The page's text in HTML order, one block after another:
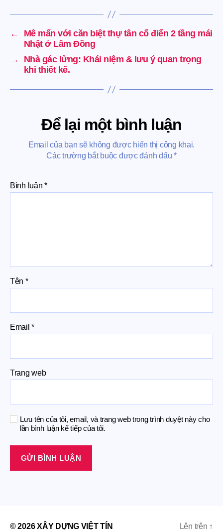
←
Mê mẩn với căn biệt thự tân cổ điển 2 tầng mái
Nhật ở Lâm Đồng
→
Nhà gác lửng: Khái niệm & lưu ý quan trọng
khi thiết kế.
Để lại một bình luận
Email của bạn sẽ không được hiển thị công khai.
Các trường bắt buộc được đánh dấu*
Bình luận*
Tên *
Email*
Trang web
Lưu tên của tôi, email, và trang web trong trình duyệt này cho
lần bình luận kế tiếp của tôi.
© 2026XÂY DỰNG VIỆT TÍN Lên trên ↑